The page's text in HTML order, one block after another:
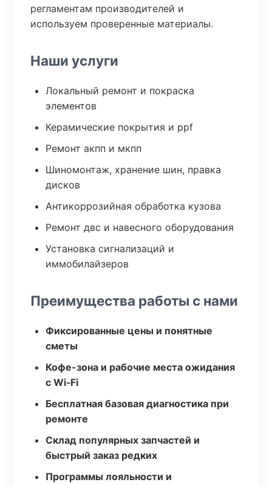
регламентам производителей и
используем проверенные материалы.
Наши услуги
Локальный ремонт и покраска
элементов
Керамические покрытия и ppf
Ремонт акпп и мкпп
Шиномонтаж, хранение шин, правка
дисков
Антикоррозийная обработка кузова
Ремонт двс и навесного оборудования
Установка сигнализаций и
иммобилайзеров
Преимущества работы с нами
Фиксированные цены и понятные
сметы
Кофе-зона и рабочие места ожидания
с Wi‑Fi
Бесплатная базовая диагностика при
ремонте
Склад популярных запчастей и
быстрый заказ редких
Программы лояльности и